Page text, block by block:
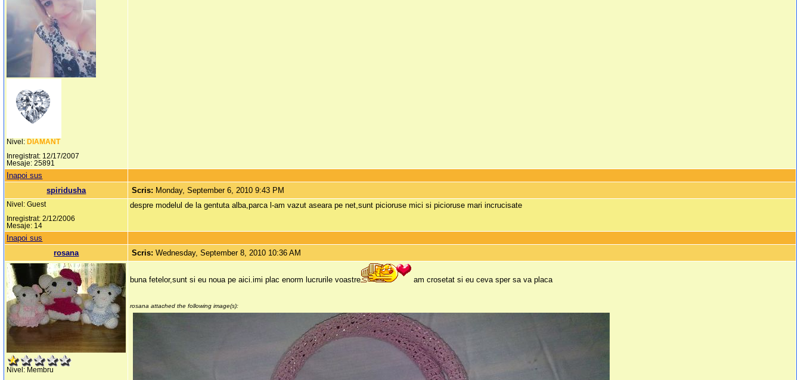
Nivel: DIAMANT
Inregistrat: 12/17/2007
Mesaje: 25891
Inapoi sus
spiridusha
Scris: Monday, September 6, 2010 9:43 PM
Nivel: Guest
Inregistrat: 2/12/2006
Mesaje: 14
despre modelul de la gentuta alba,parca l-am vazut aseara pe net,sunt picioruse mici si picioruse mari incrucisate
Inapoi sus
rosana
Scris:Wednesday, September 8, 2010 10:36 AM
Nivel: Membru
buna fetelor,sunt si eu noua pe aici.imi plac enorm lucrurile voastre am crosetat si eu ceva sper sa va placa
rosana attached the following image(s):